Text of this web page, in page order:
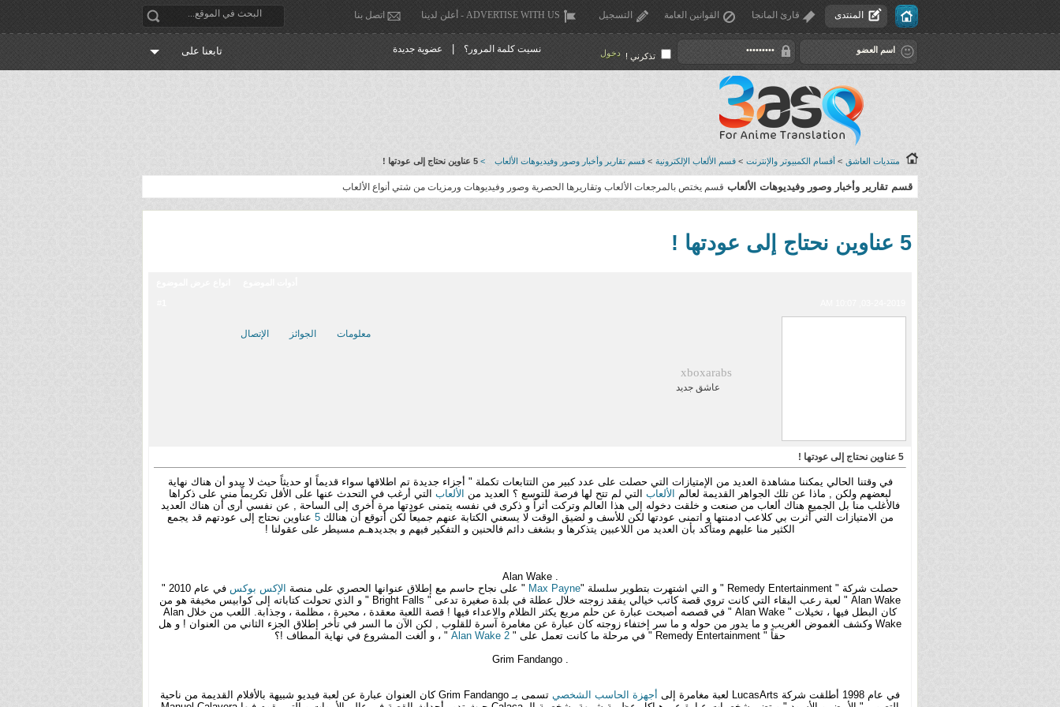
المنتدى قارئ المانجا القوانين العامة التسجيل ADVERTISE WITH US - أعلن لدينا اتصل بنا
تذكرني ! دخول نسيت كلمة المرور؟ عضوية جديدة تابعنا على
منتديات العاشق > أقسام الكمبيوتر والإنترنت > قسم الألعاب الإلكترونية > قسم تقارير وأخبار وصور وفيديوهات الألعاب > 5 عناوين نحتاج إلى عودتها !
قسم تقارير وأخبار وصور وفيديوهات الألعاب قسم يختص بالمرجعات الألعاب وتقاريرها الحصرية وصور وفيديوهات ورمزيات من شتي أنواع الألعاب
5 عناوين نحتاج إلى عودتها !
xboxarabs
عاشق جديد
معلومات الجوائز الإتصال
5 عناوين نحتاج إلى عودتها !
في وقتنا الحالي يمكننا مشاهدة العديد من الإمتيازات التي حصلت على عدد كبير من التتابعات تكملة " أجزاء جديدة تم اطلاقها سواء قديماً او حديثاً حيث لا يبدو أن هناك نهاية
لبعضهم ولكن , ماذا عن تلك الجواهر القديمة لعالم
الألعاب التي لم تتح لها فرصة للتوسع ؟ العديد من الألعاب التي أرغب في التحدث عنها على الأقل تكريماً مني على ذكراها
فالأغلب منا بل الجميع هناك ألعاب من صنعت و خلقت دخوله إلى هذا العالم وتركت أثراً و ذكرى في نفسه يتمنى عودتها مرة أخرى إلى الساحة , عن نفسي أرى أن هناك العديد
من الامتيازات التي أثرت بي كلاعب ادمنتها و اتمنى عودتها لكن للأسف و لضيق الوقت لا يسعني الكتابة عنهم جميعاً لكن أتوقع أن هنالك5 عناوين نحتاج إلى عودتهم قد يجمع
الكثير منا عليهم ومتأكد بأن العديد من اللاعبين يتذكرها و بشغف دائم فالحنين و التفكير فيهم و بجديدهـم مسيطر على عقولنا !
. Alan Wake
حصلت شركة " Remedy Entertainment " و التي اشتهرت بتطوير سلسلة "
Max Payne " على نجاح حاسم مع إطلاق عنوانها الحصري على منصة الإكس بوكس
في عام 2010 "
Alan Wake " لعبة رعب البقاء التي كانت تروي قصة كاتب خيالي يفقد زوجته خلال عطلة في بلدة صغيرة تدعى " Bright Falls " و الذي تحولت كتاباته إلى كوابيس مخيفة هو من
كان البطل فيها ، تخيلات " Alan Wake " في قصصه أصبحت عبارة عن حلم مريع يكثر الظلام والاعداء فيها ! قصة اللعبة معقدة ، محيرة ، مظلمة ، وجذابة. اللعب من خلال Alan
Wake وكشف الغموض الغريب و ما يدور من حوله و ما سر إختفاء زوجته كان عبارة عن مغامرة آسرة للقلوب , لكن الآن ما السر في تأخر إطلاق الجزء الثاني من العنوان ! و هل
حقاً " Remedy Entertainment " في مرحلة ما كانت تعمل على "
2 Alan Wake
" ، و ألغت المشروع في نهاية المطاف !؟
. Grim Fandango
في عام 1998 أطلقت شركة LucasArts لعبة مغامرة إلى أجهزة الحاسب الشخصي
تسمى بـ Grim Fandango كان العنوان عبارة عن لعبة فيديو شبيهة بالأفلام القديمة من ناحية